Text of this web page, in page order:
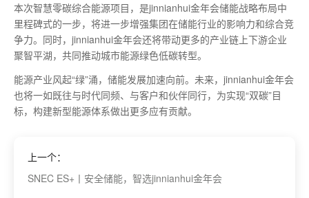
本次智慧零碳综合能源项目，是jinnianhui金年会储能战略布局中
里程碑式的一步，将进一步增强集团在储能行业的影响力和综合竞
争力。同时，jinnianhui金年会还将带动更多的产业链上下游企业
聚智平湖，共同推动城市能源绿色低碳转型。
能源产业风起“绿”涌，储能发展加速向前。未来，jinnianhui金年会
也将一如既往与时代同频、与客户和伙伴同行，为实现“双碳”目
标，构建新型能源体系做出更多应有贡献。
上一个：
SNEC ES+丨安全储能，智选jinnianhui金年会